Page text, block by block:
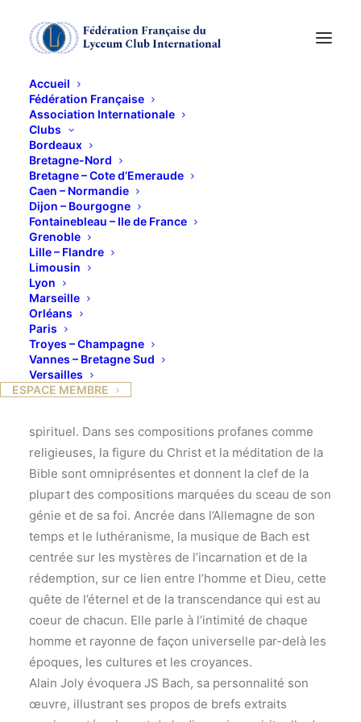
Accueil
Fédération Française
Association Internationale
Clubs
Bordeaux
Bretagne-Nord
Bretagne – Cote d’Emeraude
Caen – Normandie
Dijon – Bourgogne
Fontainebleau – Ile de France
Grenoble
Lille – Flandre
Limousin
Lyon
Marseille
Orléans
Paris
Troyes – Champagne
Vannes – Bretagne Sud
Versailles
ESPACE MEMBRE
Conférence musicale
« autour de Jean
Sébastien Bach» par
Alain Joly
Jean-Sébastien Bach est sans doute le plus grand
spirituel. Dans ses compositions profanes comme
religieuses, la figure du Christ et la méditation de la
Bible sont omniprésentes et donnent la clef de la
plupart des compositions marquées du sceau de son
génie et de sa foi. Ancrée dans l’Allemagne de son
temps et le luthéranisme, la musique de Bach est
centrée sur les mystères de l’incarnation et de la
rédemption, sur ce lien entre l’homme et Dieu, cette
quête de l’éternel et de la transcendance qui est au
coeur de chacun. Elle parle à l’intimité de chaque
homme et rayonne de façon universelle par-delà les
époques, les cultures et les croyances.
Alain Joly évoquera JS Bach, sa personnalité son
œuvre, illustrant ses propos de brefs extraits